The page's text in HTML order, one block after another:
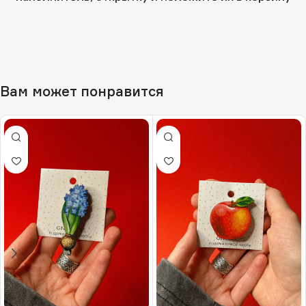
Вам может понравится